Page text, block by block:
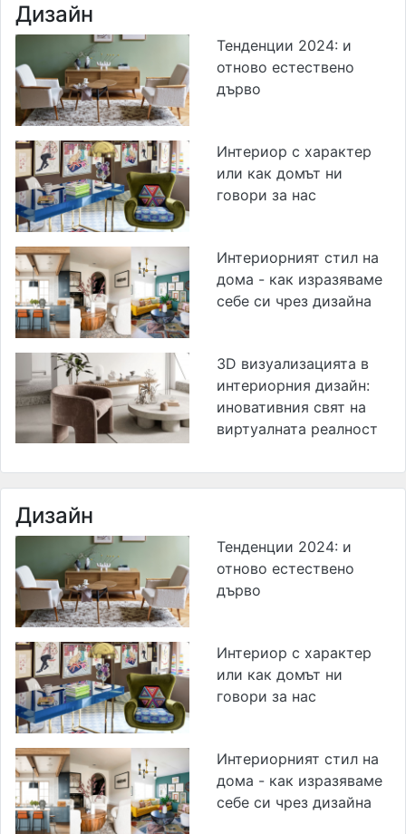
Дизайн
Тенденции 2024: и
отново естествено
дърво
Интериор с характер
или как домът ни
говори за нас
Интериорният стил на
дома - как изразяваме
себе си чрез дизайна
3D визуализацията в
интериорния дизайн:
иновативния свят на
виртуалната реалност
Дизайн
Тенденции 2024: и
отново естествено
дърво
Интериор с характер
или как домът ни
говори за нас
Интериорният стил на
дома - как изразяваме
себе си чрез дизайна